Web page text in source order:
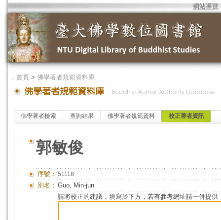
網站導覽
． 首頁 > 佛學著者規範資料庫
佛學著者檢索 查詢結果 佛學著者規範資料 校正著者資訊
郭敏俊
序號： 51118
別名： Guo, Min-jun
請將校正的建議，填寫於下方，若有參考網址請一併提供